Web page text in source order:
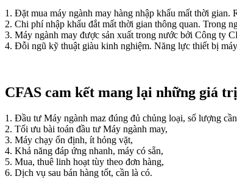
1. Đặt mua máy ngành may hàng nhập khẩu mất thời
2. Chi phí nhập khẩu đắt mất thời gian thông quan. Trong
3. Máy ngành may được sản xuất trong nước bởi Công ty
4. Đỗi ngũ kỹ thuật giàu kinh nghiệm. Năng lực thiết bị
CFAS cam kết mang lại những giá
1. Đầu tư Máy ngành maz đúng đủ chủng loại, số lượng
2. Tối ưu bài toán đầu tư Máy ngành may,
3. Máy chạy ổn định, ít hỏng vặt,
4. Khả năng đáp ứng nhanh, máy có sẵn,
5. Mua, thuê linh hoạt tùy theo đơn hàng,
6. Dịch vụ sau bán hàng tốt, cần là có.